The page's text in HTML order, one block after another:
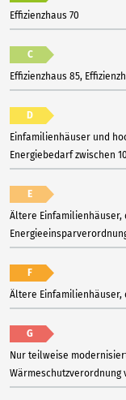
Effizienzhaus 70
C
Effizienzhaus 85,
D
Einfamilienhäuser und
Energiebedarf zwischen
E
Ältere
F
Ältere Einfamilienhäuser,
G
Nur teilweise
Wärmeschutzverordnung